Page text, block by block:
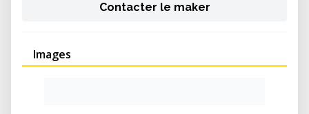
Contacter le maker
Images